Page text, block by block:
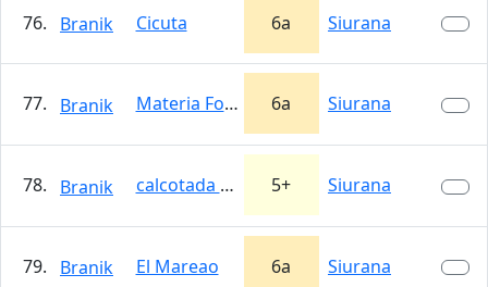
76. Branik Cicuta 6a Siurana
77. Branik Materia Fosca 6a Siurana
78. Branik calcotada rebollenca 5+ Siurana
79. Branik El Mareao 6a Siurana